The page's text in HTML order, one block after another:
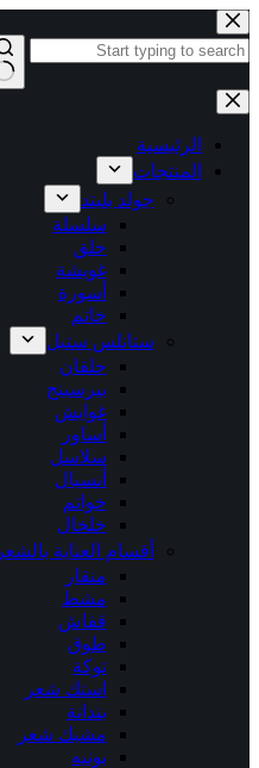
التجاوز
إلى
المحتوى
نتائج
الرئيسية
المنتجات
جولد بليتد
سلسلة
حلق
غويشة
أسورة
خاتم
ستانلس ستيل
حلقان
بيرسينج
غوايش
أساور
سلاسل
أنسيال
خواتم
خلخال
أقسام العناية بالشعر
منقار
مشط
قفاش
طوق
توكة
استك شعر
بندانة
مشبك شعر
بونيه